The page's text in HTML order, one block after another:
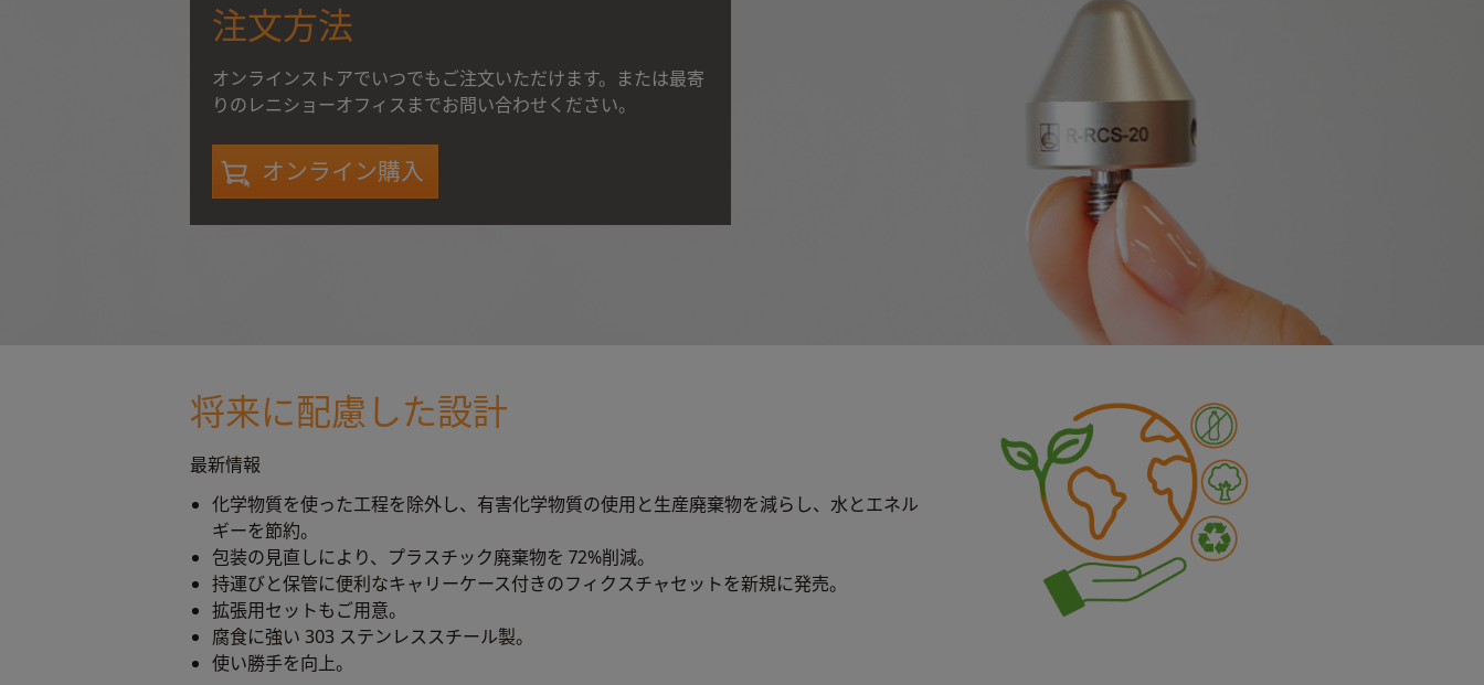
注文方法
オンラインストアでいつでもご注文いただけます。または最寄
りのレニショーオフィスまでお問い合わせください。
オンライン購入
将来に配慮した設計
最新情報
化学物質を使った工程を除外し、有害化学物質の使用と生産廃棄物を減らし、水とエネル
ギーを節約。
包装の見直しにより、プラスチック廃棄物を 72%削減。
持運びと保管に便利なキャリーケース付きのフィクスチャセットを新規に発売。
拡張用セットもご用意。
腐食に強い 303 ステンレススチール製。
使い勝手を向上。